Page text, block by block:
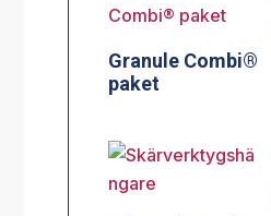
Granule Combi®
paket